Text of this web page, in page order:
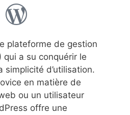
plateforme de gestion
qui a su conquérir le
simplicité d’utilisation.
en matière de
ou un utilisateur
offre une